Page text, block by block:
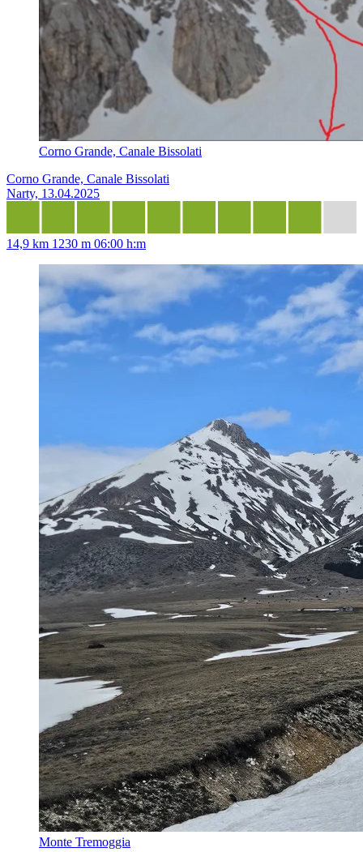
Corno Grande, Canale Bissolati
Corno Grande, Canale Bissolati
Narty, 13.04.2025
14,9 km 1230 m 06:00 h:m
Monte Tremoggia